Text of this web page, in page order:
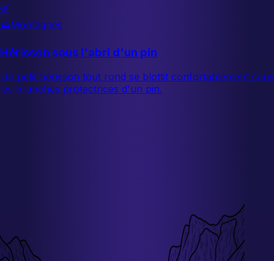
🌿
⛰️Montagnes
Hérisson sous l'abri d'un pin
Un petit hérisson tout rond se blottit confortablement sous
les branches protectrices d'un pin.